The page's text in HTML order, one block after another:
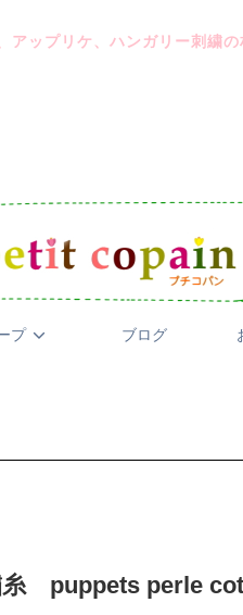
ップリケ、ハンガリー刺繍
プ ブログ
糸 puppets perle